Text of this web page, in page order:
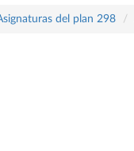
del plan 298